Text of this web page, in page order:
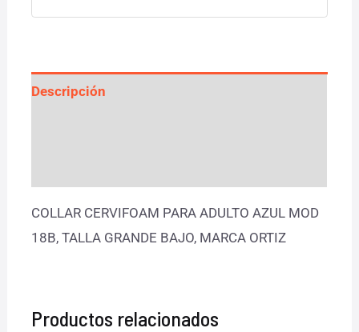
Descripción
COLLAR CERVIFOAM PARA ADULTO AZUL MOD
18B, TALLA GRANDE BAJO, MARCA ORTIZ
Productos relacionados